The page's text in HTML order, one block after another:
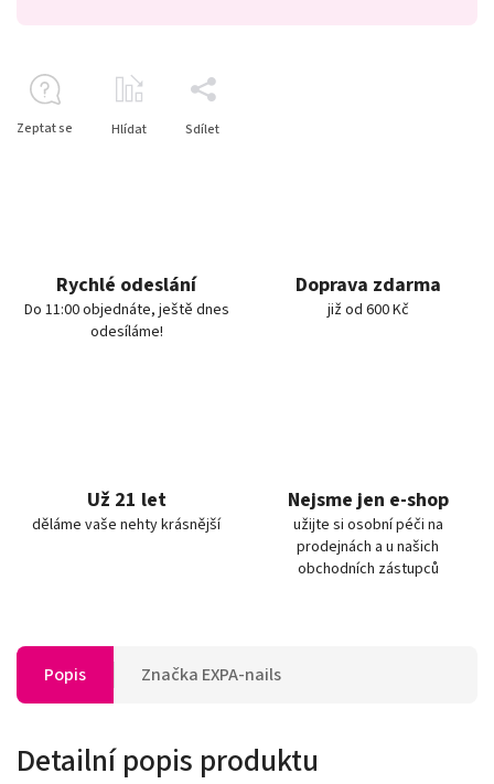
Zeptat se Hlídat Sdílet
Rychlé odeslání
Do 11:00 objednáte, ještě dnes
odesíláme!
Doprava zdarma
již od 600 Kč
Už 21 let
děláme vaše nehty krásnější
Nejsme jen e-shop
užijte si osobní péči na
prodejnách a u našich
obchodních zástupců
Popis Značka EXPA-nails
Detailní popis produktu